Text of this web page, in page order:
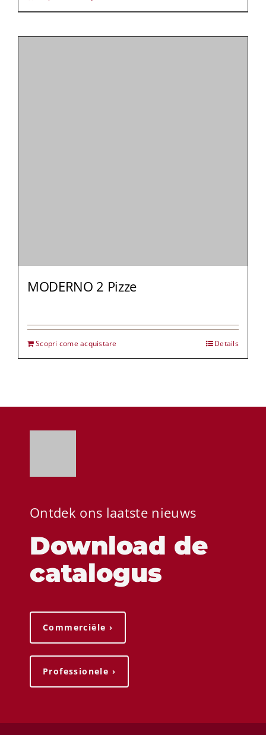
MODERNO 2 Pizze
Scopri come acquistare Details
Ontdek ons ​​laatste nieuws
Download de
catalogus
Commerciële ›
Professionele ›